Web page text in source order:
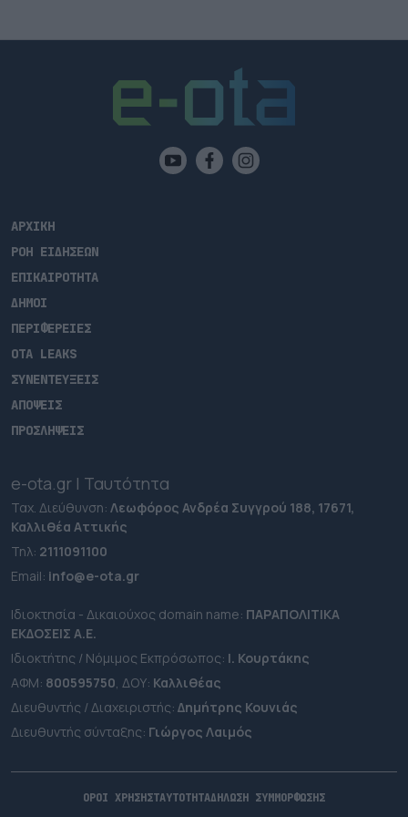
προσωπικότητες του πολιτισμού και της τέχνης,
ΑΡΧΙΚΗ
ΡΟΗ ΕΙΔΗΣΕΩΝ
ΕΠΙΚΑΙΡΟΤΗΤΑ
ΔΗΜΟΙ
ΠΕΡΙΦΕΡΕΙΕΣ
OTA LEAKS
ΣΥΝΕΝΤΕΥΞΕΙΣ
ΑΠΟΨΕΙΣ
ΠΡΟΣΛΗΨΕΙΣ
e-ota.gr | Ταυτότητα
Ταχ. Διεύθυνση: Λεωφόρος Ανδρέα Συγγρού 188, 17671,
Καλλιθέα Αττικής
Τηλ: 2111091100
Εmail: info@e-ota.gr
Ιδιοκτησία - Δικαιούχος domain name: ΠΑΡΑΠΟΛΙΤΙΚΑ
ΕΚΔΟΣΕΙΣ A.E.
Ιδιοκτήτης / Νόμιμος Εκπρόσωπος: Ι. Κουρτάκης
ΑΦΜ: 800595750, ΔΟΥ: Καλλιθέας
Διευθυντής / Διαχειριστής: Δημήτρης Κουνιάς
Διευθυντής σύνταξης: Γιώργος Λαιμός
ΟΡΟΙ ΧΡΗΣΗΣΤΑΥΤΟΤΗΤΑΔΗΛΩΣΗ ΣΥΜΜΟΡΦΩΣΗΣ